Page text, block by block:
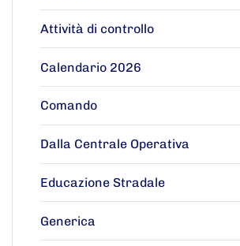
Attività di controllo
Calendario 2026
Comando
Dalla Centrale Operativa
Educazione Stradale
Generica